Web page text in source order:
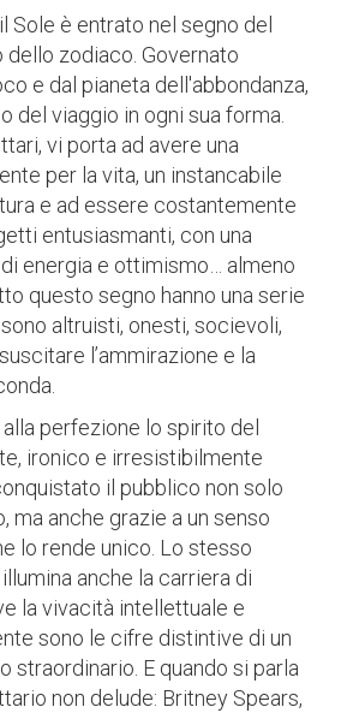
Sole è entrato nel segno del
dello zodiaco. Governato
e dal pianeta dell'abbondanza,
del viaggio in ogni sua forma.
vi porta ad avere una
per la vita, un instancabile
e ad essere costantemente
entusiasmanti, con una
energia e ottimismo… almeno
questo segno hanno una serie
altruisti, onesti, socievoli,
l’ammirazione e la
perfezione lo spirito del
ironico e irresistibilmente
il pubblico non solo
ma anche grazie a un senso
lo rende unico. Lo stesso
anche la carriera di
la vivacità intellettuale e
sono le cifre distintive di un
straordinario. E quando si parla
non delude: Britney Spears,